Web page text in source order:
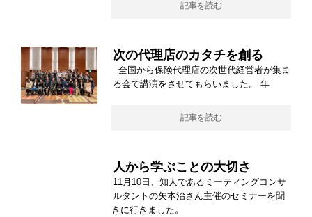
記事を読む
次の代理店のカタチを創る
全国から保険代理店の次世代経営者が集ま
る会で講演をさせてもらいました。 年
記事を読む
人から学ぶことの大切さ
11月10日、知人であるミーティングコンサ
ルタントの矢本治さん主催のセミナーを聞
きに行きました。